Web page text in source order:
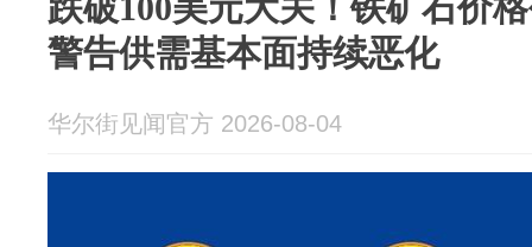
警告供需基本面持续恶化
华尔街见闻官方 2026-08-04